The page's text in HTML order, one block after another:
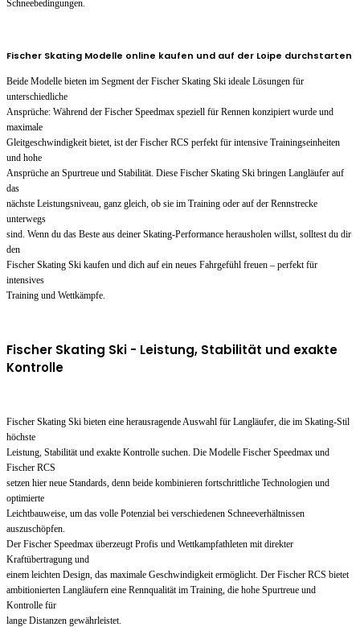
Schneebedingungen.
Fischer Skating Modelle online kaufen und auf der Loipe durchstarten
Beide Modelle bieten im Segment der Fischer Skating Ski ideale Lösungen für
unterschiedliche
Ansprüche: Während der Fischer Speedmax speziell für Rennen konzipiert wurde und
maximale
Gleitgeschwindigkeit bietet, ist der Fischer RCS perfekt für intensive Trainingseinheiten
und hohe
Ansprüche an Spurtreue und Stabilität. Diese Fischer Skating Ski bringen Langläufer auf
das
nächste Leistungsniveau, ganz gleich, ob sie im Training oder auf der Rennstrecke
unterwegs
sind. Wenn du das Beste aus deiner Skating-Performance herausholen willst, solltest du dir
den
Fischer Skating Ski kaufen und dich auf ein neues Fahrgefühl freuen – perfekt für
intensives
Training und Wettkämpfe.
Fischer Skating Ski - Leistung, Stabilität und exakte
Kontrolle
Fischer Skating Ski bieten eine herausragende Auswahl für Langläufer, die im Skating-Stil
höchste
Leistung, Stabilität und exakte Kontrolle suchen. Die Modelle Fischer Speedmax und
Fischer RCS
setzen hier neue Standards, denn beide kombinieren fortschrittliche Technologien und
optimierte
Leichtbauweise, um das volle Potenzial bei verschiedenen Schneeverhältnissen
auszuschöpfen.
Der Fischer Speedmax überzeugt Profis und Wettkampfathleten mit direkter
Kraftübertragung und
einem leichten Design, das maximale Geschwindigkeit ermöglicht. Der Fischer RCS bietet
ambitionierten Langläufern eine Rennqualität im Training, die hohe Spurtreue und
Kontrolle für
lange Distanzen gewährleistet.